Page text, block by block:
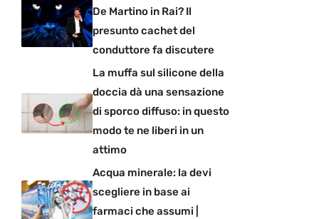
De Martino in Rai? Il
presunto cachet del
conduttore fa discutere
La muffa sul silicone della
doccia dà una sensazione
di sporco diffuso: in questo
modo te ne liberi in un
attimo
Acqua minerale: la devi
scegliere in base ai
farmaci che assumi |